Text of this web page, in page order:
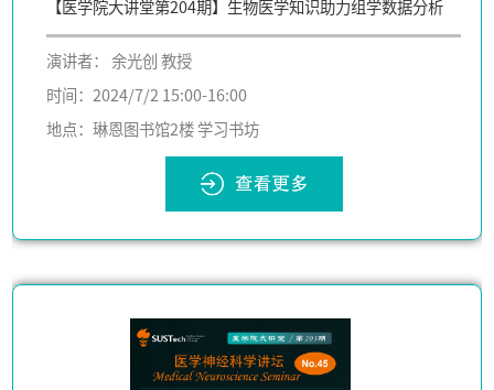
【医学院大讲堂第204期】生物医学知识助力组学数据分析
演讲者： 余光创 教授
时间：2024/7/2 15:00-16:00
地点：琳恩图书馆2楼 学习书坊